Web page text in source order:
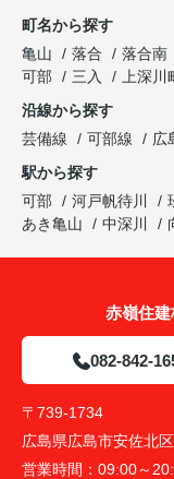
町名から探す
亀山
落合 落合南
可部
三入
上深川
沿線から探す
芸備線
可部線
広
駅から探す
可部
河戸帆待川
あき亀山
中深川
赤嶺住
082-842-
〒739-1734
広島県広島市安佐北
営業時間： 09:00～